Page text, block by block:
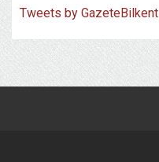
Tweets by GazeteBilkent